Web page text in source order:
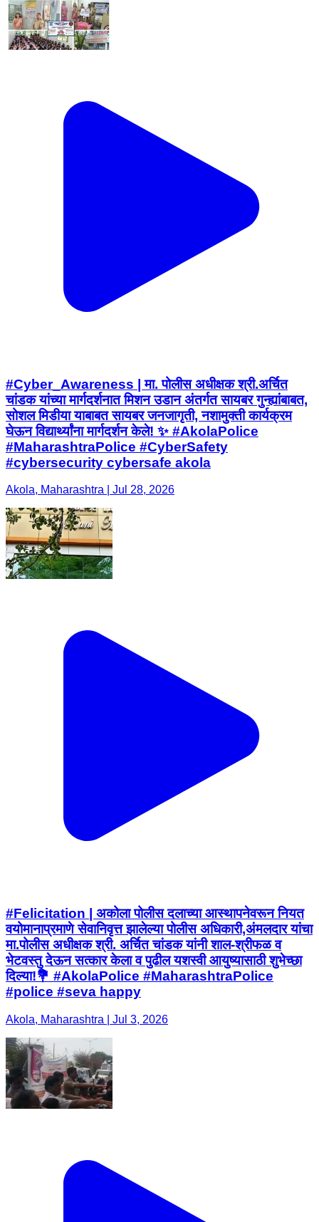
#Cyber_Awareness | मा. पोलीस अधीक्षक श्री.अर्चित
चांडक यांच्या मार्गदर्शनात मिशन उडान अंतर्गत सायबर गुन्ह्यांबाबत,
सोशल मिडीया याबाबत सायबर जनजागृती, नशामुक्ती कार्यक्रम
घेऊन विद्यार्थ्यांना मार्गदर्शन केले! ✨ #AkolaPolice
#MaharashtraPolice #CyberSafety
#cybersecurity cybersafe akola
Akola, Maharashtra | Jul 28, 2026
#Felicitation | अकोला पोलीस दलाच्या आस्थापनेवरून नियत
वयोमानाप्रमाणे सेवानिवृत्त झालेल्या पोलीस अधिकारी,अंमलदार यांचा
मा.पोलीस अधीक्षक श्री. अर्चित चांडक यांनी शाल-श्रीफळ व
भेटवस्तु देऊन सत्कार केला व पुढील यशस्वी आयुष्यासाठी शुभेच्छा
दिल्या!💐 #AkolaPolice #MaharashtraPolice
#police #seva happy
Akola, Maharashtra | Jul 3, 2026